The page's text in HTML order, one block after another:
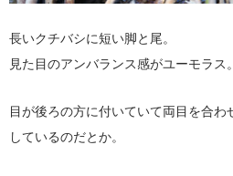
長いクチバシに短い脚と尾。
見た目のアンバランス感がユーモラス。
目が後ろの方に付いていて両目を合わ
しているのだとか。